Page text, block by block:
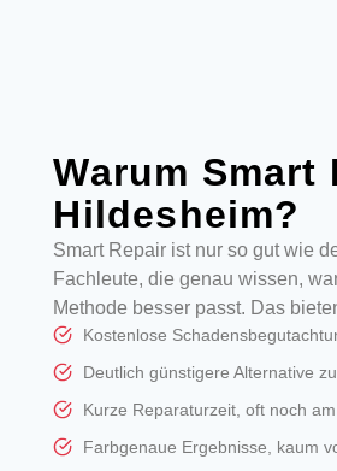
Warum
Hildesheim?
Smart Repair ist nur so gut wie
Fachleute, die genau wissen,
Methode besser passt. Das
Kostenlose
Deutlich günstigere Alternative
Kurze Reparaturzeit, oft noch
Farbgenaue Ergebnisse, kaum